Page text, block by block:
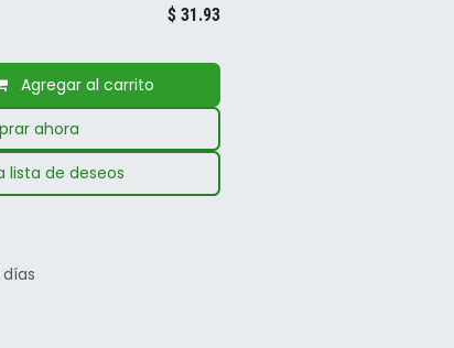
Agregar al carrito
ahora
lista de deseos
$ 31.93